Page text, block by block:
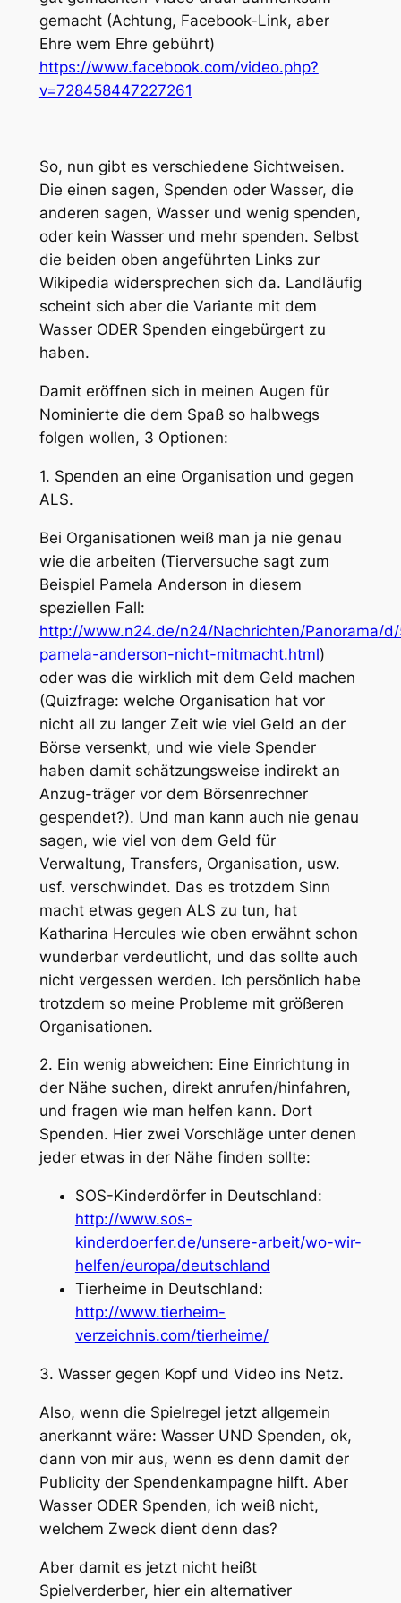
gemacht (Achtung, Facebook-Link, aber
Ehre wem Ehre gebührt)
https://www.facebook.com/video.php?
v=728458447227261
So, nun gibt es verschiedene Sichtweisen.
Die einen sagen, Spenden oder Wasser, die
anderen sagen, Wasser und wenig spenden,
oder kein Wasser und mehr spenden. Selbst
die beiden oben angeführten Links zur
Wikipedia widersprechen sich da. Landläufig
scheint sich aber die Variante mit dem
Wasser ODER Spenden eingebürgert zu
haben.
Damit eröffnen sich in meinen Augen für
Nominierte die dem Spaß so halbwegs
folgen wollen, 3 Optionen:
1. Spenden an eine Organisation und gegen
ALS.
Bei Organisationen weiß man ja nie genau
wie die arbeiten (Tierversuche sagt zum
Beispiel Pamela Anderson in diesem
speziellen Fall:
http://www.n24.de/n24/Nachrichten/Panorama/
pamela-anderson-nicht-mitmacht.html)
oder was die wirklich mit dem Geld machen
(Quizfrage: welche Organisation hat vor
nicht all zu langer Zeit wie viel Geld an der
Börse versenkt, und wie viele Spender
haben damit schätzungsweise indirekt an
Anzug-träger vor dem Börsenrechner
gespendet?). Und man kann auch nie genau
sagen, wie viel von dem Geld für
Verwaltung, Transfers, Organisation, usw.
usf. verschwindet. Das es trotzdem Sinn
macht etwas gegen ALS zu tun, hat
Katharina Hercules wie oben erwähnt schon
wunderbar verdeutlicht, und das sollte auch
nicht vergessen werden. Ich persönlich habe
trotzdem so meine Probleme mit größeren
Organisationen.
2. Ein wenig abweichen: Eine Einrichtung in
der Nähe suchen, direkt anrufen/hinfahren,
und fragen wie man helfen kann. Dort
Spenden. Hier zwei Vorschläge unter denen
jeder etwas in der Nähe finden sollte:
SOS-Kinderdörfer in Deutschland:
http://www.sos-
kinderdoerfer.de/unsere-arbeit/wo-wir-
helfen/europa/deutschland
Tierheime in Deutschland:
http://www.tierheim-
verzeichnis.com/tierheime/
3. Wasser gegen Kopf und Video ins Netz.
Also, wenn die Spielregel jetzt allgemein
anerkannt wäre: Wasser UND Spenden, ok,
dann von mir aus, wenn es denn damit der
Publicity der Spendenkampagne hilft. Aber
Wasser ODER Spenden, ich weiß nicht,
welchem Zweck dient denn das?
Aber damit es jetzt nicht heißt
Spielverderber, hier ein alternativer